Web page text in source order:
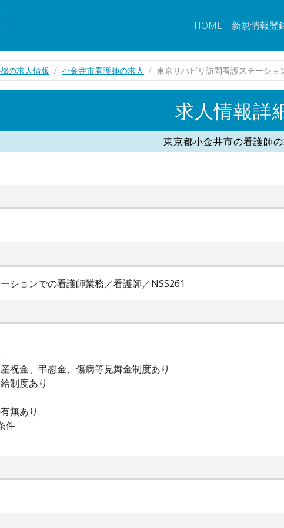
HOME 新規情報登
の求人情報 小金井市看護師の求人 東京リハビリ訪問看護ステーショ
求人情報詳
東京都小金井市の看護師
ションでの看護師業務／看護師／NSS261
祝金、弔慰金、傷病等見舞金制度あり
制度あり
無あり
件